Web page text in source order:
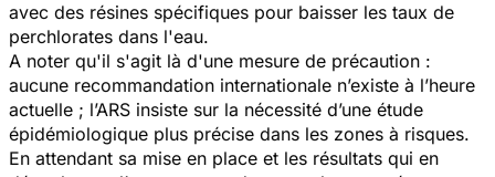
avec des résines spécifiques pour baisser les taux de
perchlorates dans l'eau.
A noter qu'il s'agit là d'une mesure de précaution :
aucune recommandation internationale n’existe à l’heure
actuelle ; l’ARS insiste sur la nécessité d’une étude
épidémiologique plus précise dans les zones à risques.
En attendant sa mise en place et les résultats qui en